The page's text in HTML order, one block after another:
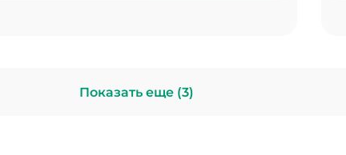
Показать еще (3)